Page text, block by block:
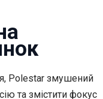
Polestar змушений
та змістити фокус